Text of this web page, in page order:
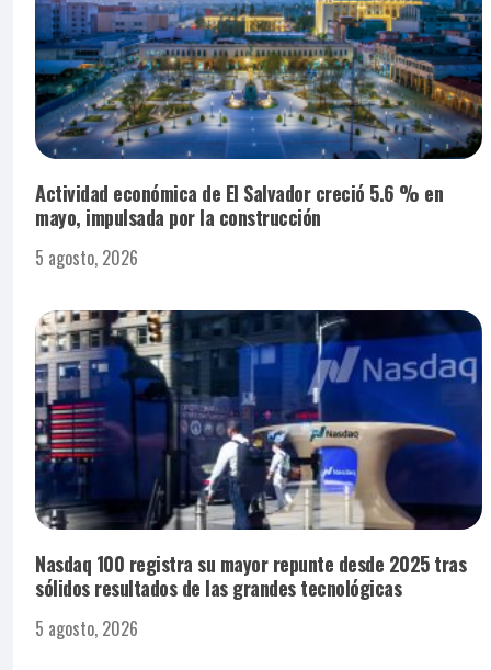
Actividad económica de El Salvador creció 5.6 % en
mayo, impulsada por la construcción
5 agosto, 2026
Nasdaq 100 registra su mayor repunte desde 2025 tras
sólidos resultados de las grandes tecnológicas
5 agosto, 2026